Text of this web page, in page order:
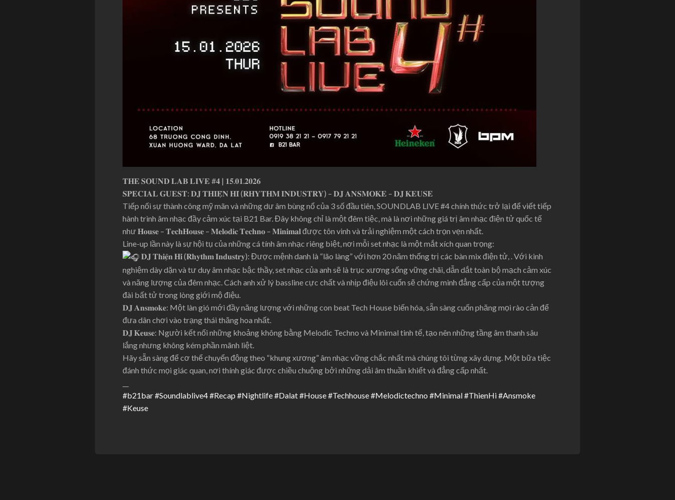
𝐓𝐇𝐄 𝐒𝐎𝐔𝐍𝐃 𝐋𝐀𝐁 𝐋𝐈𝐕𝐄 #𝟒 | 𝟏𝟓.𝟎𝟏.𝟐𝟎𝟐𝟔
𝐒𝐏𝐄𝐂𝐈𝐀𝐋 𝐆𝐔𝐄𝐒𝐓: 𝐃𝐉 𝐓𝐇𝐈𝐄̣̂𝐍 𝐇𝐈́ (𝐑𝐇𝐘𝐓𝐇𝐌 𝐈𝐍𝐃𝐔𝐒𝐓𝐑𝐘) – 𝐃𝐉 𝐀𝐍𝐒𝐌𝐎𝐊𝐄 – 𝐃𝐉 𝐊𝐄𝐔𝐒𝐄
Tiếp nối sự thành công mỹ mãn và những dư âm bùng nổ của 3 số đầu tiên, SOUNDLAB LIVE #4 chính thức trở lại để viết tiếp
hành trình âm nhạc đầy cảm xúc tại B21 Bar. Đây không chỉ là một đêm tiệc, mà là nơi những giá trị âm nhạc điện tử quốc tế
như 𝐇𝐨𝐮𝐬𝐞 – 𝐓𝐞𝐜𝐡𝐇𝐨𝐮𝐬𝐞 – 𝐌𝐞𝐥𝐨𝐝𝐢𝐜 𝐓𝐞𝐜𝐡𝐧𝐨 – 𝐌𝐢𝐧𝐢𝐦𝐚𝐥 được tôn vinh và trải nghiệm một cách trọn vẹn nhất.
Line-up lần này là sự hội tụ của những cá tính âm nhạc riêng biệt, nơi mỗi set nhạc là một mắt xích quan trọng:
𝐃𝐉 𝐓𝐡𝐢𝐞̣̂𝐧 𝐇𝐢́ (𝐑𝐡𝐲𝐭𝐡𝐦 𝐈𝐧𝐝𝐮𝐬𝐭𝐫𝐲): Được mệnh danh là “lão làng” với hơn 20 năm thống trị các bàn mix điện tử, . Với kinh
nghiệm dày dặn và tư duy âm nhạc bậc thầy, set nhạc của anh sẽ là trục xương sống vững chãi, dẫn dắt toàn bộ mạch cảm xúc
và năng lượng của đêm nhạc. Cách anh xử lý bassline cực chất và nhịp điệu lôi cuốn sẽ chứng minh đẳng cấp của một tượng
đài bất tử trong lòng giới mộ điệu.
𝐃𝐉 𝐀𝐧𝐬𝐦𝐨𝐤𝐞: Một làn gió mới đầy năng lượng với những con beat Tech House biến hóa, sẵn sàng cuốn phăng mọi rào cản để
đưa dân chơi vào trạng thái thăng hoa nhất.
𝐃𝐉 𝐊𝐞𝐮𝐬𝐞: Người kết nối những khoảng không bằng Melodic Techno và Minimal tinh tế, tạo nên những tầng âm thanh sâu
lắng nhưng không kém phần mãnh liệt.
Hãy sẵn sàng để cơ thể chuyển động theo “khung xương” âm nhạc vững chắc nhất mà chúng tôi từng xây dựng. Một bữa tiệc
đánh thức mọi giác quan, nơi thính giác được chiều chuộng bởi những dải âm thuần khiết và đẳng cấp nhất.
#b21bar#Soundlablive4#Recap #Nightlife#Dalat#House#Techhouse#Melodictechno #Minimal#ThienHi#Ansmoke
#Keuse